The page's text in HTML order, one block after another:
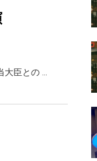
大臣との …